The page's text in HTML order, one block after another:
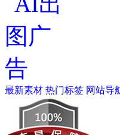
最新素材 热门标签 网站导